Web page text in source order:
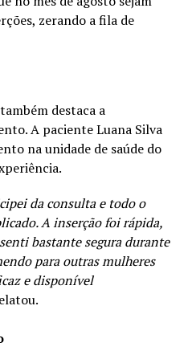
zerando a fila de
destaca a
A paciente Luana Silva
na unidade de saúde do
da consulta e todo o
A inserção foi rápida,
bastante segura durante
para outras mulheres
e disponível